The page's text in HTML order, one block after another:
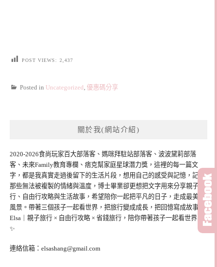
POST VIEWS: 2,437
Posted in Uncategorized 優惠碼分享
關於我(網站介紹)
2020-2026食尚玩家百大部落客、媽咪拜駐站部落客、波波黛莉部落
客、未來Family教育專欄、痞克幫家庭星球潛力獎，這裡的每一篇文
字，都是我真實走過後留下的生活片段，想用自己的感受與記憶，記錄
那些無法被複製的情緒與溫度，博士畢業卻更想把文字用來分享親子旅
行、自由行攻略與生活故事，希望陪你一起把平凡的日子，走成最美的
風景。帶著三個孩子一起看世界，把旅行變成成長，把回憶寫成故事。
Elsa｜親子旅行 × 自由行攻略 × 省錢旅行，陪你帶著孩子一起看世界。
✨
連絡信箱： elsashang@gmail.com